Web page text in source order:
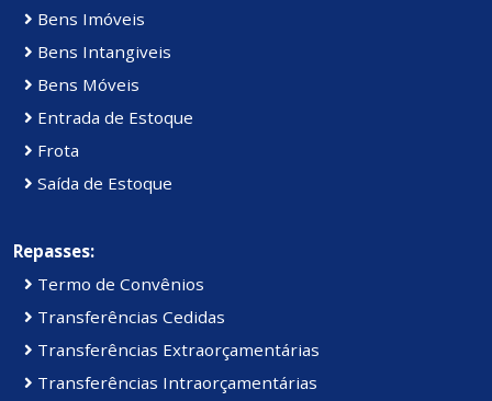
Bens Imóveis
Bens Intangiveis
Bens Móveis
Entrada de Estoque
Frota
Saída de Estoque
Repasses:
Termo de Convênios
Transferências Cedidas
Transferências Extraorçamentárias
Transferências Intraorçamentárias